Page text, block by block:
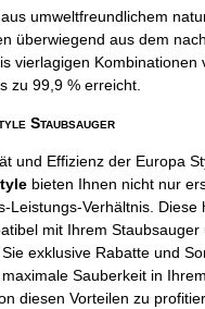
umweltfreundlichem
überwiegend aus dem
vierlagigen Kombinationen
zu 99,9 % erreicht.
Staubsauger
und Effizienz der Europa
bieten Ihnen nicht nur
Leistungs-Verhältnis. Diese
mit Ihrem
exklusive Rabatte und
Sauberkeit in
diesen Vorteilen zu